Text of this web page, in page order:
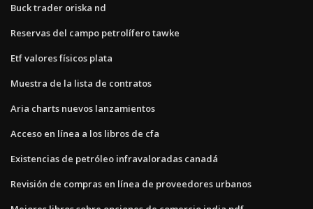
Buck trader oriska nd
Reservas del campo petrolífero tawke
Etf valores físicos plata
Muestra de la lista de contratos
Aria charts nuevos lanzamientos
Acceso en línea a los libros de cfa
Existencias de petróleo infravaloradas canadá
Revisión de compras en línea de proveedores urbanos